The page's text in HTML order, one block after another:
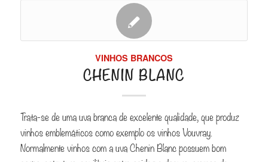
VINHOS BRANCOS
CHENIN BLANC
Trata-se de uma uva branca de excelente qualidade, que produz
vinhos emblemáticos como exemplo os vinhos Vouvray.
Normalmente vinhos com a uva Chenin Blanc possuem bom